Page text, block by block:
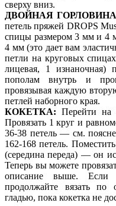
сверху вниз.
ДВОЙНАЯ
петель пряжей DROPS
спицы размером 3 мм и 4
4 мм (это дает вам
петли на круговых
лицевая, 1
пополам внутрь и
провязывая каждую
петлей наборного края.
КОКЕТКА: Перейти на
Провязать 1 круг и
36-38 петель — см.
162-168 петель.
(середина переда) — он
Теперь вы можете
описание выше. Если
продолжайте вязать
гладью, пока кокетка не